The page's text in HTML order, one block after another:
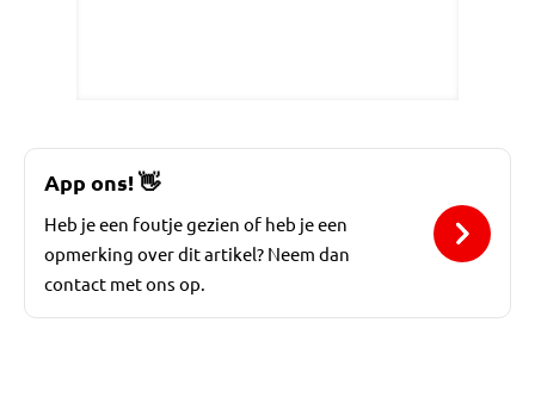
App ons!👋
Heb je een foutje gezien of heb je een
opmerking over dit artikel? Neem dan
contact met ons op.